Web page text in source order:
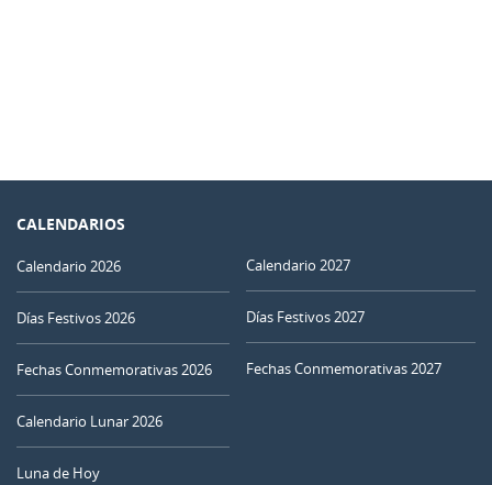
CALENDARIOS
Calendario 2026
Días Festivos 2026
Fechas Conmemorativas 2026
Calendario Lunar 2026
Luna de Hoy
Calendario 2027
Días Festivos 2027
Fechas Conmemorativas 2027